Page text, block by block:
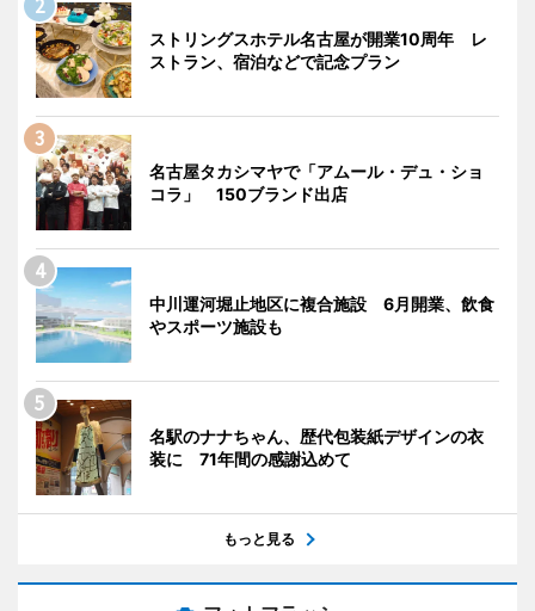
ストリングスホテル名古屋が開業10周年 レ
ストラン、宿泊などで記念プラン
名古屋タカシマヤで「アムール・デュ・ショ
コラ」 150ブランド出店
中川運河堀止地区に複合施設 6月開業、飲食
やスポーツ施設も
名駅のナナちゃん、歴代包装紙デザインの衣
装に 71年間の感謝込めて
もっと見る